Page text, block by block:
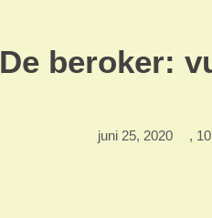
De beroker:
juni 25, 2020 ,